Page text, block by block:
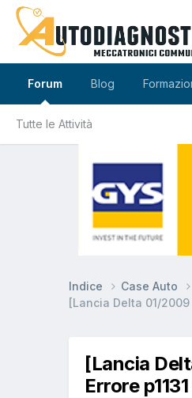
Forum
Tutte le Attività
Blog
Indice Case Auto
[Lancia Delta 01/2009
[Lancia
Errore